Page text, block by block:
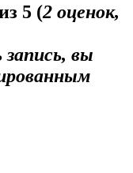
(2 оценок,
вы